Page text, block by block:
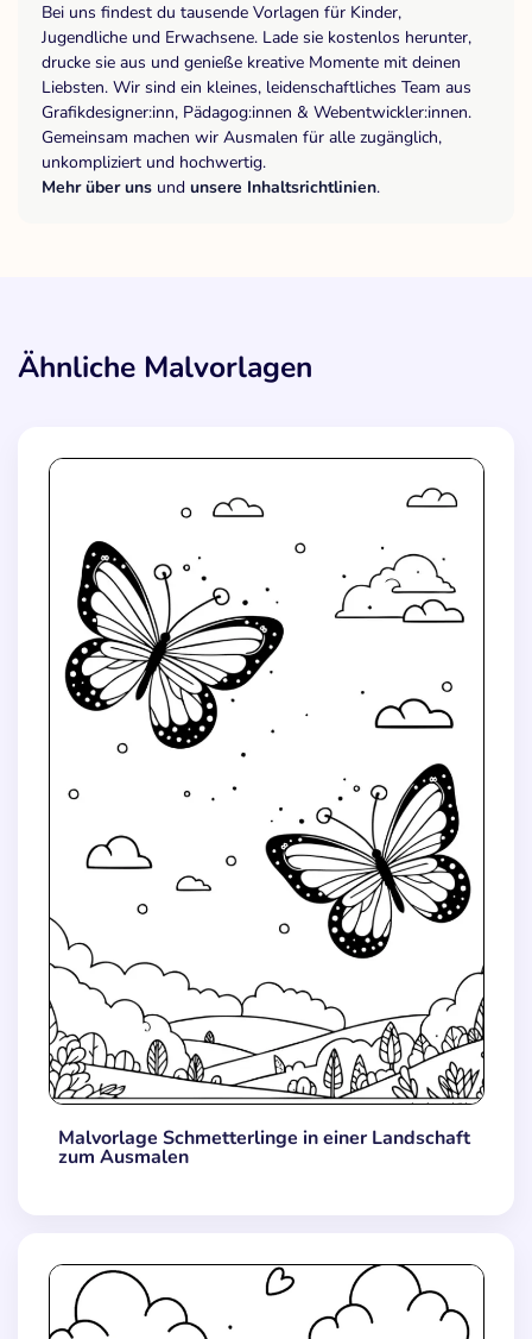
Bei uns findest du tausende Vorlagen für Kinder,
Jugendliche und Erwachsene. Lade sie kostenlos herunter,
drucke sie aus und genieße kreative Momente mit deinen
Liebsten. Wir sind ein kleines, leidenschaftliches Team aus
Grafikdesigner:inn, Pädagog:innen & Webentwickler:innen.
Gemeinsam machen wir Ausmalen für alle zugänglich,
unkompliziert und hochwertig.
Mehr über uns und unsere Inhaltsrichtlinien.
Ähnliche Malvorlagen
Malvorlage Schmetterlinge in einer Landschaft
zum Ausmalen